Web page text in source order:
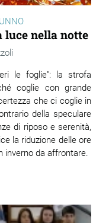
luce nella notte
le foglie": la strofa
coglie con grande
che ci coglie in
della speculare
di riposo e serenità,
la riduzione delle ore
inverno da affrontare.